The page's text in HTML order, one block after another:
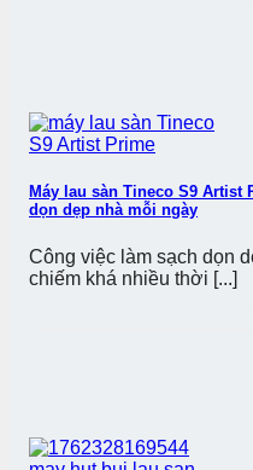
Máy lau sàn Tineco S9
dọn dẹp nhà mỗi ngày
Công việc làm sạch dọn
chiếm khá nhiều thời [...]